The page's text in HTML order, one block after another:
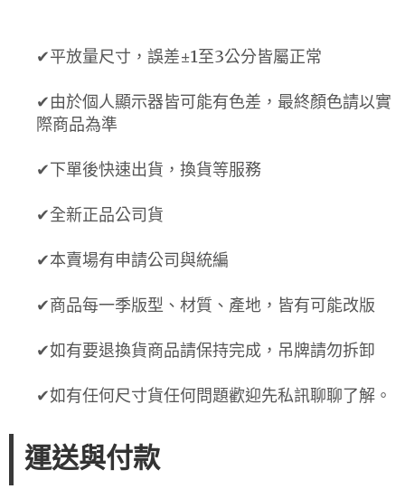
✔平放量尺寸，誤差±1至3公分皆屬正常
✔由於個人顯示器皆可能有色差，最終顏色請以實
際商品為準
✔下單後快速出貨，換貨等服務
✔全新正品公司貨
✔本賣場有申請公司與統編
✔商品每一季版型、材質、產地，皆有可能改版
✔如有要退換貨商品請保持完成，吊牌請勿拆卸
✔如有任何尺寸貨任何問題歡迎先私訊聊聊了解。
運送與付款